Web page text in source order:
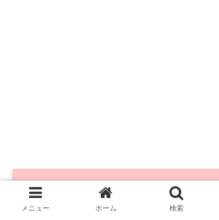
岡山のガールズバーまとめ
メニュー ホーム 検索